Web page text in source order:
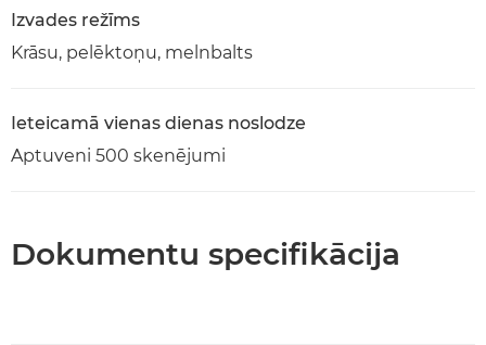
Izvades režīms
Krāsu, pelēktoņu, melnbalts
Ieteicamā vienas dienas noslodze
Aptuveni 500 skenējumi
Dokumentu specifikācija